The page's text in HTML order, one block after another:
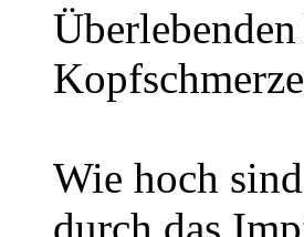
Wie hoch
durch das